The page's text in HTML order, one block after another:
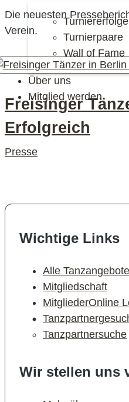
Turniererfolge
Turnierpaare
Wall of Fame
Über uns
Mitglied werden
Die neuesten
Verein.
Freisinger
Erfolgreich
Presse
Wichtige Links
Alle Tanzangebote
Mitgliedschaft
MitgliederOnline
Tanzpartnersuche
Wir stellen uns